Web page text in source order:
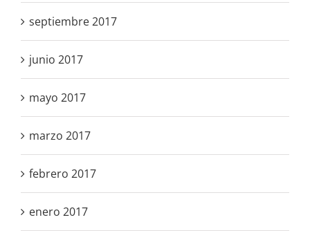
septiembre 2017
junio 2017
mayo 2017
marzo 2017
febrero 2017
enero 2017